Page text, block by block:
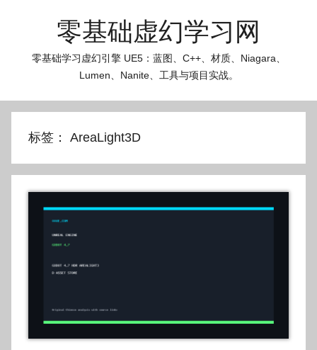
零基础虚幻学习网
零基础学习虚幻引擎 UE5：蓝图、C++、材质、Niagara、
Lumen、Nanite、工具与项目实战。
标签： AreaLight3D